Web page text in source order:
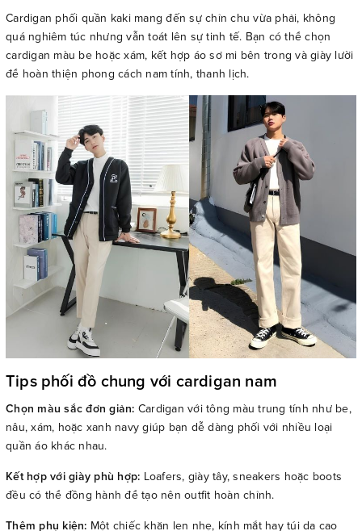
Cardigan phối quần kaki mang đến sự chỉn chu vừa phải, không
quá nghiêm túc nhưng vẫn toát lên sự tinh tế. Bạn có thể chọn
cardigan màu be hoặc xám, kết hợp áo sơ mi bên trong và giày lười
để hoàn thiện phong cách nam tính, thanh lịch.
Tips phối đồ chung với cardigan nam
Chọn màu sắc đơn giản: Cardigan với tông màu trung tính như be,
nâu, xám, hoặc xanh navy giúp bạn dễ dàng phối với nhiều loại
quần áo khác nhau.
Kết hợp với giày phù hợp: Loafers, giày tây, sneakers hoặc boots
đều có thể đồng hành để tạo nên outfit hoàn chỉnh.
Thêm phụ kiện: Một chiếc khăn len nhẹ, kính mắt hay túi da cao